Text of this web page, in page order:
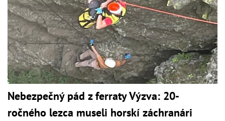
Nebezpečný pád z ferraty Výzva: 20-
ročného lezca museli horskí záchranári